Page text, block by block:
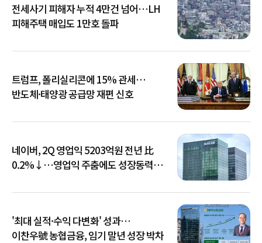
전세사기 피해자 누적 4만건 넘어…LH
피해주택 매입도 1만호 돌파
트럼프, 폴리실리콘에 15% 관세…
반도체·태양광 공급망 재편 신호
네이버, 2Q 영업익 5203억원 전년 比
0.2%↓…영업익 주춤에도 성장동력
'최대 실적·수익 다변화' 성과…
이찬우號 농협금융, 임기 말년 성장 박차